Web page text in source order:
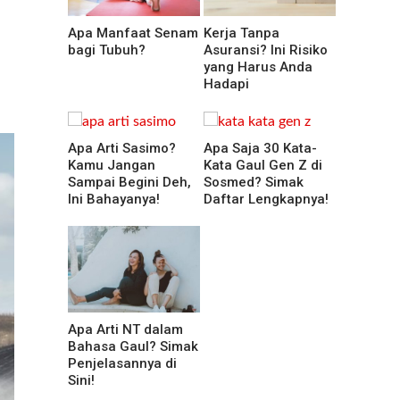
Apa Manfaat Senam
bagi Tubuh?
Kerja Tanpa
Asuransi? Ini Risiko
yang Harus Anda
Hadapi
Apa Arti Sasimo?
Kamu Jangan
Sampai Begini Deh,
Ini Bahayanya!
Apa Saja 30 Kata-
Kata Gaul Gen Z di
Sosmed? Simak
Daftar Lengkapnya!
Apa Arti NT dalam
Bahasa Gaul? Simak
Penjelasannya di
Sini!